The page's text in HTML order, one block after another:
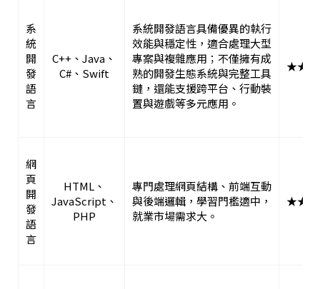
系
統
開
發
語
言
C++、Java、
C#、Swift
系統開發語言具備優異的執行
效能與穩定性，適合處理大型
專案與複雜應用；不僅擁有成
熟的開發生態系統與完整工具
鏈，還能支援跨平台、行動裝
置與遊戲等多元應用。
網
頁
開
發
語
言
HTML、
JavaScript、
PHP
專門處理網頁結構、前端互動
與後端邏輯，學習門檻適中，
就業市場需求大。